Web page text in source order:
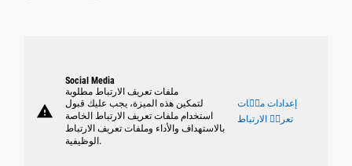
warning
Social Media
ملفات تعريف الارتباط مطلوبة
لتمكين هذه الميزة، يجب عليك قبول
استخدام ملفات تعريف الارتباط الخاصة
بالاستهداف والأداء وملفات تعريف الارتباط
الوظيفية.
إعدادات ملٝات
تعريٝ الارتباط